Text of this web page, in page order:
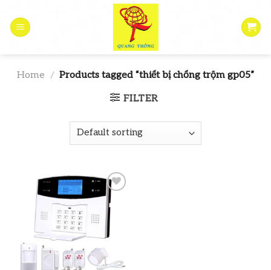
content
Home / Products tagged “thiết bị chống trộm gp05”
FILTER
Add to
wishlist